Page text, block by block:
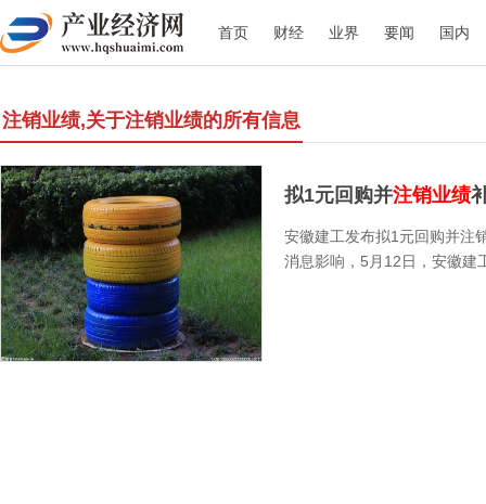
首页 财经 业界 要闻 国内
注销业绩,关于注销业绩的所有信息
拟1元回购并注销业绩
安徽建工发布拟1元回购并注
消息影响，5月12日，安徽建